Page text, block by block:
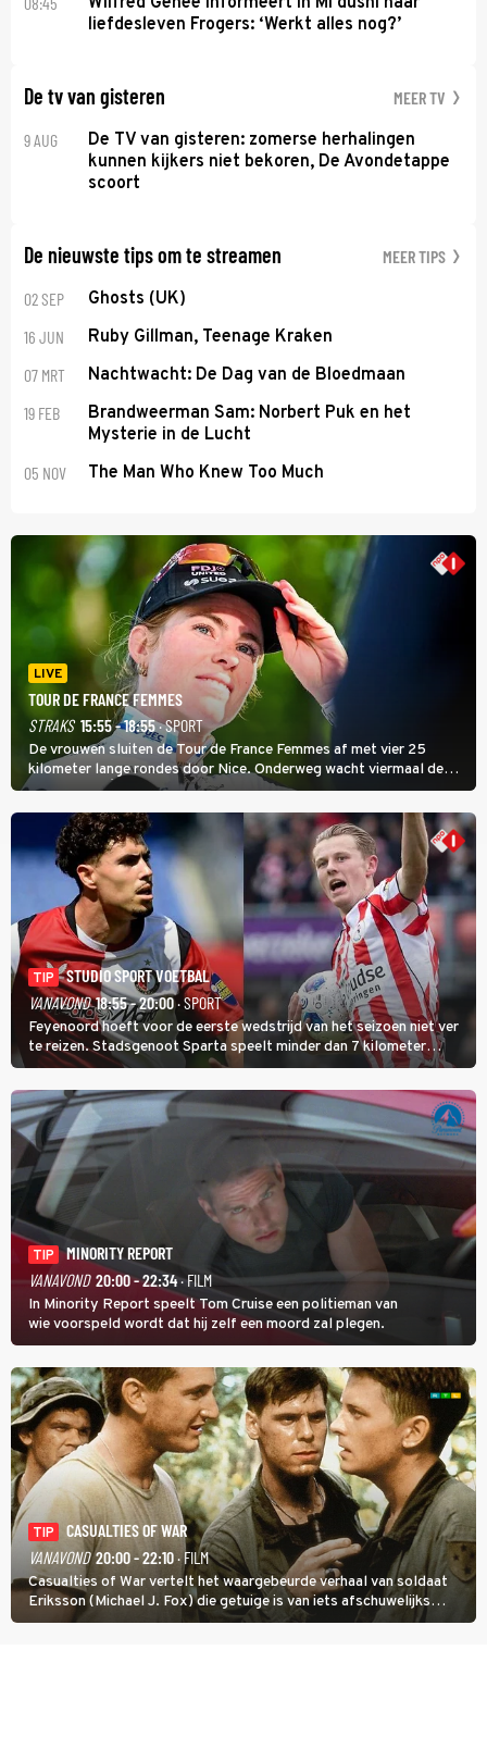
liefdesleven Frogers: ‘Werkt alles nog?’
De tv van gisteren MEER TV
9 AUG
De TV van gisteren: zomerse herhalingen
kunnen kijkers niet bekoren, De Avondetappe
scoort
De nieuwste tips om te streamen MEER TIPS
02 SEP Ghosts (UK)
16 JUN Ruby Gillman, Teenage Kraken
07 MRT Nachtwacht: De Dag van de Bloedmaan
19 FEB
Brandweerman Sam: Norbert Puk en het
Mysterie in de Lucht
05 NOV The Man Who Knew Too Much
LIVE
TOUR DE FRANCE FEMMES
STRAKS 15:55 - 18:55· SPORT
De vrouwen sluiten de Tour de France Femmes af met vier 25
kilometer lange rondes door Nice. Onderweg wacht viermaal de
zware Col d'Èze. Aan de finish op de Promenade des Anglais krijgt
de eindwinnaar de laatste gele trui.
TIP
STUDIO SPORT VOETBAL
VANAVOND 18:55 - 20:00· SPORT
Feyenoord hoeft voor de eerste wedstrijd van het seizoen niet ver
te reizen. Stadsgenoot Sparta speelt minder dan 7 kilometer
verderop. Feyenoord trok de Spaanse spits Nacho Ferri aan van
KVC Westerlo uit België.
TIP
MINORITY REPORT
VANAVOND 20:00 - 22:34· FILM
In Minority Report speelt Tom Cruise een politieman van
wie voorspeld wordt dat hij zelf een moord zal plegen.
TIP
CASUALTIES OF WAR
VANAVOND 20:00 - 22:10· FILM
Casualties of War vertelt het waargebeurde verhaal van soldaat
Eriksson (Michael J. Fox) die getuige is van iets afschuwelijks
tijdens de Vietnamoorlog. Hij besluit uit de school te klappen.